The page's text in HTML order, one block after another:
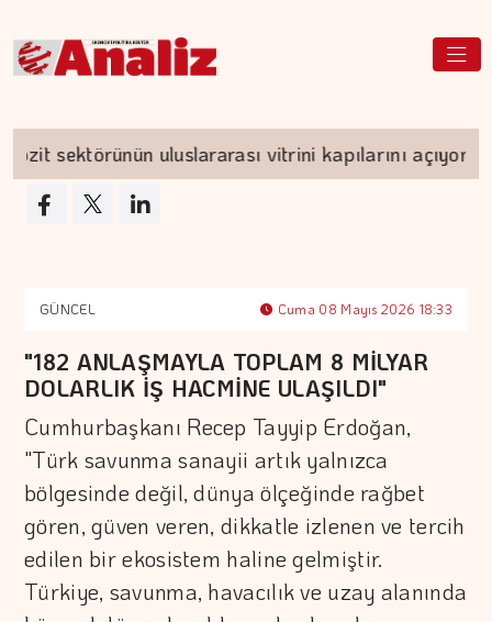
uluslararası vitrini kapılarını açıyor
GÜNCEL Cuma 08 Mayıs 2026 18:33
"182 ANLAŞMAYLA TOPLAM 8 MİLYAR
DOLARLIK İŞ HACMİNE ULAŞILDI"
Cumhurbaşkanı Recep Tayyip Erdoğan,
"Türk savunma sanayii artık yalnızca
bölgesinde değil, dünya ölçeğinde rağbet
gören, güven veren, dikkatle izlenen ve tercih
edilen bir ekosistem haline gelmiştir.
Türkiye, savunma, havacılık ve uzay alanında